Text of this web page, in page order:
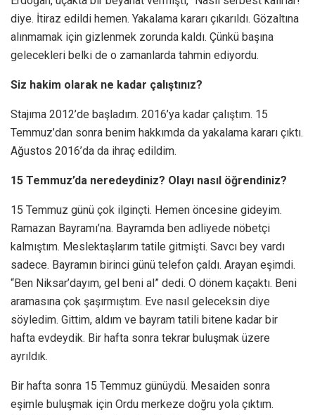
diye. İtiraz edildi hemen. Yakalama kararı çıkarıldı. Gözaltına
alınmamak için gizlenmek zorunda kaldı. Çünkü başına
gelecekleri belki de o zamanlarda tahmin ediyordu.
Siz hakim olarak ne kadar çalıştınız?
Stajıma 2012’de başladım. 2016’ya kadar çalıştım. 15
Temmuz’dan sonra benim hakkımda da yakalama kararı çıktı.
Ağustos 2016’da da ihraç edildim.
15 Temmuz’da neredeydiniz? Olayı nasıl öğrendiniz?
15 Temmuz günü çok ilginçti. Hemen öncesine gideyim.
Ramazan Bayramı’na. Bayramda ben adliyede nöbetçi
kalmıştım. Meslektaşlarım tatile gitmişti. Savcı bey vardı
sadece. Bayramın birinci günü telefon çaldı. Arayan eşimdi.
“Ben Niksar’dayım, gel beni al” dedi. O dönem kaçaktı. Beni
aramasına çok şaşırmıştım. Eve nasıl geleceksin diye
söyledim. Gittim, aldım ve bayram tatili bitene kadar bir
hafta evdeydik. Bir hafta sonra tekrar buluşmak üzere
ayrıldık.
Bir hafta sonra 15 Temmuz günüydü. Mesaiden sonra
eşimle buluşmak için Ordu merkeze doğru yola çıktım.